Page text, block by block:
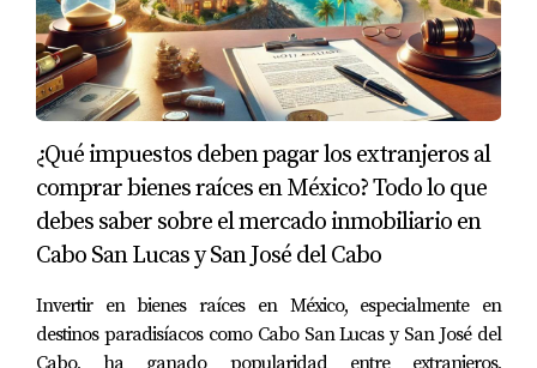
Aquí, la gente se toma el tiempo dedisfrutar cada
momento.
Hay unasensación de comunidad,un ambiente de
paz y autenticidadque no he visto en otros lugares.
Y, aunque parece un lugarescondido y secreto, está
perfectamente conectadocon el resto del mundo:
A solo 15 minutos de Todos Santos,
Mágico lleno de arte y cultura.
A una hora de Cabo San Lucas, si alguna vez
quieres más vida nocturna o compras
¿Qué impuestos deben pagar los extranjeros al
comprar bienes raíces en México? Todo lo que
debes saber sobre el mercado inmobiliario en
Cabo San Lucas y San José del Cabo
Invertir en bienes raíces en México, especialmente en
destinos paradisíacos como Cabo San Lucas y San José del
Cabo, ha ganado popularidad entre extranjeros,